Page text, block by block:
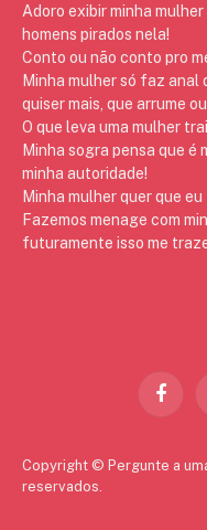
Adoro exibir minha
homens pirados nela!
Conto ou não conto pro
Minha mulher só faz anal
quiser mais, que arrume
O que leva uma mulher
Minha sogra pensa que é
minha autoridade!
Minha mulher quer que
Fazemos menage com
futuramente isso me
Copyright © Pergunte a
reservados.